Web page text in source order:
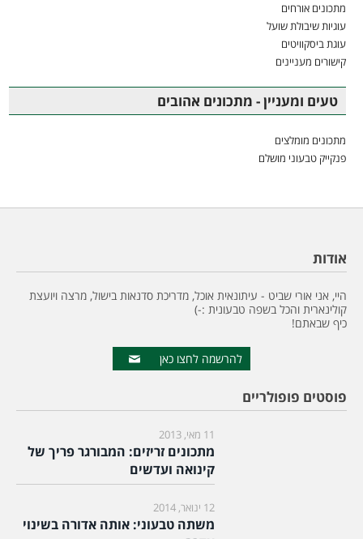
מתכונים אורחים
עוגיות שיבולת שועל
עוגת ביסקוויטים
קישורים מעניינים
טעים ומעניין - מתכונים אהובים
מתכונים מומלצים
פנקייק טבעוני מושלם
אודות
היי, אני אורי שביט - עיתונאית אוכל, מדריכת סדנאות בישול, מרצה ויועצת
קולינארית והכל בשפה טבעונית :-)
כיף שבאתם!
להרשמה לחצו כאן
פוסטים פופולריים
11 מאי, 2013
מתכונים זריזים: המבורגר פריך של
קינואה ועדשים
12 ינואר, 2014
משתה טבעוני: אותה אדורה בשינוי